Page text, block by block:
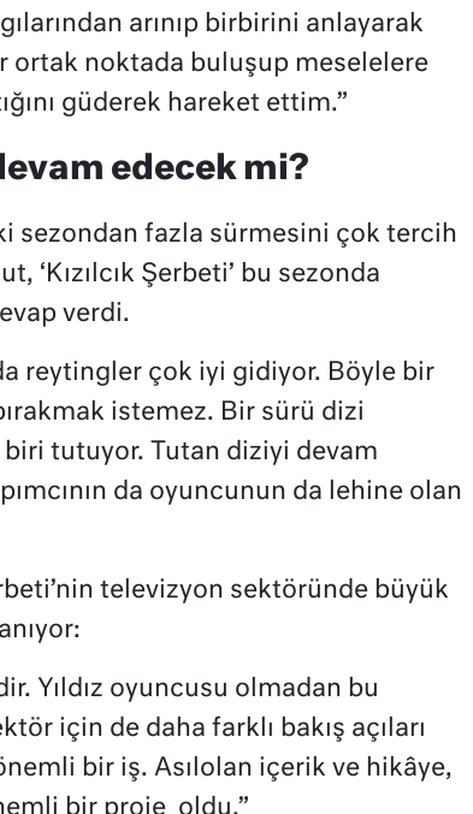
arınıp birbirini anlayarak
ortak noktada buluşup meselelere
güderek hareket ettim.”
edecek mi?
sezondan fazla sürmesini çok tercih
‘Kızılcık Şerbeti’ bu sezonda
verdi.
reytingler çok iyi gidiyor. Böyle bir
istemez. Bir sürü dizi
tutuyor. Tutan diziyi devam
da oyuncunun da lehine olan
televizyon sektöründe büyük
Yıldız oyuncusu olmadan bu
için de daha farklı bakış açıları
bir iş. Asılolan içerik ve hikâye,